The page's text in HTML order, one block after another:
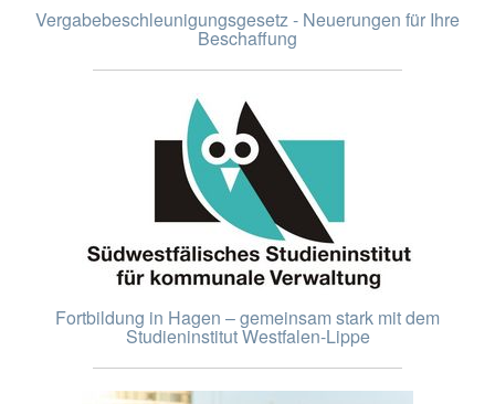
Vergabebeschleunigungsgesetz - Neuerungen für Ihre
Beschaffung
Fortbildung in Hagen – gemeinsam stark mit dem
Studieninstitut Westfalen-Lippe